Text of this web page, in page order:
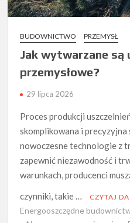
BUDOWNICTWO PRZEMYSŁ
Jak wytwarzane są
przemysłowe?
29 lipca 2026
Proces produkcji
skomplikowana i precyzyjna
nowoczesne technologie z
zapewnić niezawodność i
warunkach, producenci
czynniki, takie …
CZYTAJ
Energooszczędne